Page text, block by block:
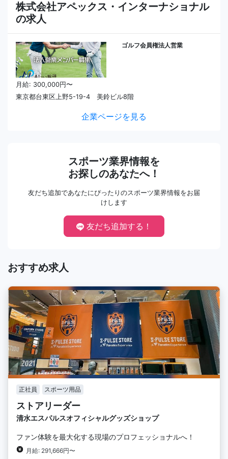
株式会社アペックス・インターナショナル
の求人
ゴルフ会員権法人営業
月給: 300,000円〜
東京都台東区上野5-19-4 美鈴ビル8階
企業ページを見る
スポーツ業界情報を
お探しのあなたへ！
友だち追加であなたにぴったりのスポーツ業界情報をお届
けします
友だち追加する！
おすすめ求人
正社員 スポーツ用品
ストアリーダー
清水エスパルスオフィシャルグッズショップ
ファン体験を最大化する現場のプロフェッショナルへ！
月給: 291,666円〜